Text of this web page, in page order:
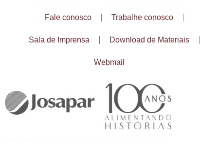
Fale conosco Trabalhe conosco
Sala de Imprensa Download de Materiais
Webmail